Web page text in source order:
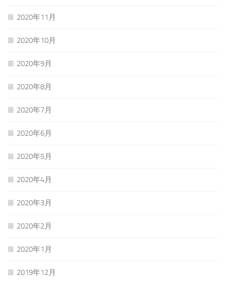
2020年11月
2020年10月
2020年9月
2020年8月
2020年7月
2020年6月
2020年5月
2020年4月
2020年3月
2020年2月
2020年1月
2019年12月